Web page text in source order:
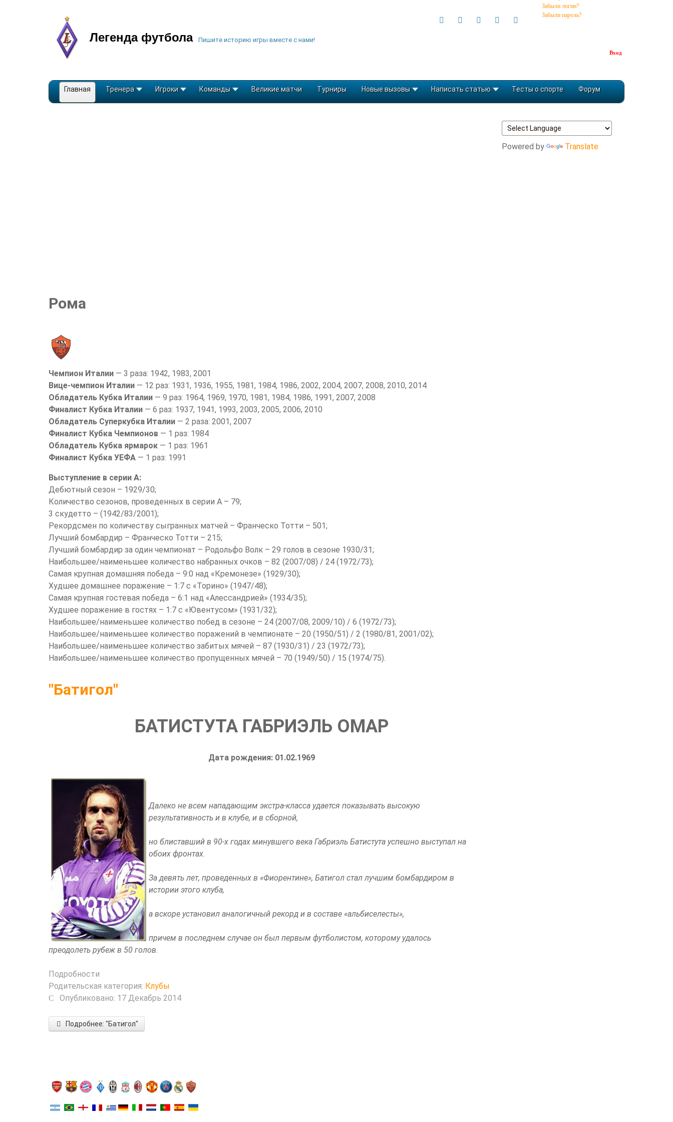
Забыли логин?
Забыли пароль?
Вход
Легенда футбола Пишите историю игры вместе с нами!
Главная Тренера Игроки Команды Великие матчи Турниры Новые вызовы Написать статью Тесты о спорте Форум
Рома
Чемпион Италии — 3 раза: 1942, 1983, 2001
Вице-чемпион Италии — 12 раз: 1931, 1936, 1955, 1981, 1984, 1986, 2002, 2004, 2007, 2008, 2010, 2014
Обладатель Кубка Италии — 9 раз: 1964, 1969, 1970, 1981, 1984, 1986, 1991, 2007, 2008
Финалист Кубка Италии — 6 раз: 1937, 1941, 1993, 2003, 2005, 2006, 2010
Обладатель Суперкубка Италии — 2 раза: 2001, 2007
Финалист Кубка Чемпионов — 1 раз: 1984
Обладатель Кубка ярмарок — 1 раз: 1961
Финалист Кубка УЕФА — 1 раз: 1991
Выступление в серии А:
Дебютный сезон – 1929/30;
Количество сезонов, проведенных в серии А – 79;
3 скудетто – (1942/83/2001);
Рекордсмен по количеству сыгранных матчей – Франческо Тотти – 501;
Лучший бомбардир – Франческо Тотти – 215;
Лучший бомбардир за один чемпионат – Родольфо Волк – 29 голов в сезоне 1930/31;
Наибольшее/наименьшее количество набранных очков – 82 (2007/08) / 24 (1972/73);
Самая крупная домашняя победа – 9:0 над «Кремонезе» (1929/30);
Худшее домашнее поражение – 1:7 с «Торино» (1947/48);
Самая крупная гостевая победа – 6:1 над «Алессандрией» (1934/35);
Худшее поражение в гостях – 1:7 с «Ювентусом» (1931/32);
Наибольшее/наименьшее количество побед в сезоне – 24 (2007/08, 2009/10) / 6 (1972/73);
Наибольшее/наименьшее количество поражений в чемпионате – 20 (1950/51) / 2 (1980/81, 2001/02);
Наибольшее/наименьшее количество забитых мячей – 87 (1930/31) / 23 (1972/73);
Наибольшее/наименьшее количество пропущенных мячей – 70 (1949/50) / 15 (1974/75).
"Батигол"
БАТИСТУТА ГАБРИЭЛЬ ОМАР
Дата рождения: 01.02.1969
Далеко не всем нападающим экстра-класса удается показывать высокую
результативность и в клубе, и в сборной,
но блиставший в 90-х годах минувшего века Габриэль Батистута успешно выступал на
обоих фронтах.
За девять лет, проведенных в «Фиорентине», Батигол стал лучшим бомбардиром в
истории этого клуба,
а вскоре установил аналогичный рекорд и в составе «альбиселесты»,
причем в последнем случае он был первым футболистом, которому удалось
преодолеть рубеж в 50 голов.
Подробности
Родительская категория: Клубы
Опубликовано: 17 Декабрь 2014
Подробнее: "Батигол"
Powered by Translate